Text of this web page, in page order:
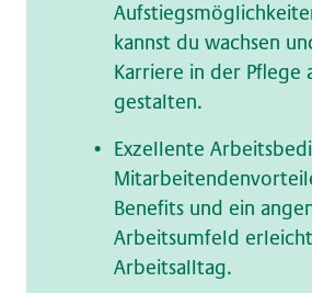
kannst du wachsen
Karriere in der Pflege
gestalten.
Exzellente
Benefits und ein
Arbeitsumfeld
Arbeitsalltag.